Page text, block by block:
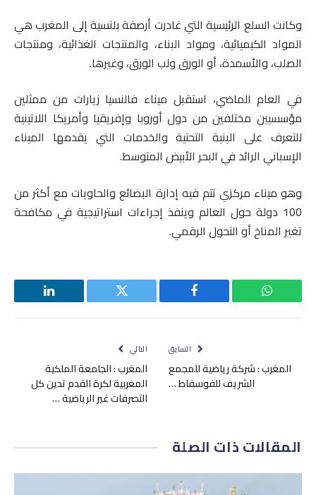
وكانت السلع الرئيسية التي غادرت أرصفة بلنسية إلى المغرب هي
المواد الكيميائية، ومواد البناء، والمنتجات الغذائية، ومنتجات
الصلب، والأسمدة، أو الورق ولب الورق، وغيرها.
في العام الماضي، استقبل ميناء فالنسيا زيارات من ممثلين
مؤسسيين مختلفين من دول أوروبا وإفريقيا وأمريكا اللاتينية
للتعرف على البنية التحتية والخدمات التي يقدمها الميناء
الإسباني الرائد في البحر الأبيض المتوسط.
وهو ميناء مركزي تتم فيه إدارة البضائع والحاويات مع أكثر من
100 دولة حول العالم وينفذ إجراءات استراتيجية في مكافحة
تغير المناخ أو التحول الرقمي.
واتساب فيسبوك تويتر لينكدإن
السابق
المغرب : شركة رياضية للمجمع
الشريف للفوسفاط …
التالي
المغرب : الجامعة الملكية
المغربية لكرة القدم تدين كل
التصرفات غير الرياضية …
المقالاتذات الصلة